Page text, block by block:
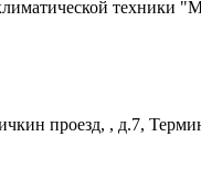
техники
проезд, , д.7,